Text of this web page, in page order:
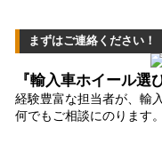
まずはご連絡ください！
『輸入車ホイール選
経験豊富な担当者が、輸
何でもご相談にのります。